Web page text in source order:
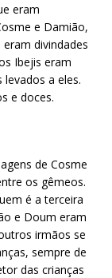
eram
e Damião,
divindades
Ibejis eram
a eles.
e doces.
de Cosme
os gêmeos.
é a terceira
e Doum eram
irmãos se
sempre de
das crianças